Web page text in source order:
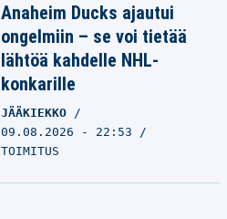
Anaheim Ducks ajautui
ongelmiin – se voi tietää
lähtöä kahdelle NHL-
konkarille
JÄÄKIEKKO
09.08.2026 - 22:53
TOIMITUS